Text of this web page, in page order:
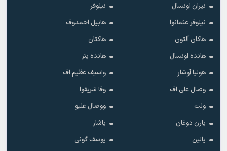
نیران اونسال
نیلوفر
نیلوفر عثمانوا
هابیل احمدوف
هاکان آلتون
هاکتان
هانده اونسال
هانده ینر
هولیا آوشار
واسیف عظیم اف
وصال علی اف
وفا شریفوا
ولت
ووصال علیو
یارن دوغان
یاشار
یالین
یوسف گونی